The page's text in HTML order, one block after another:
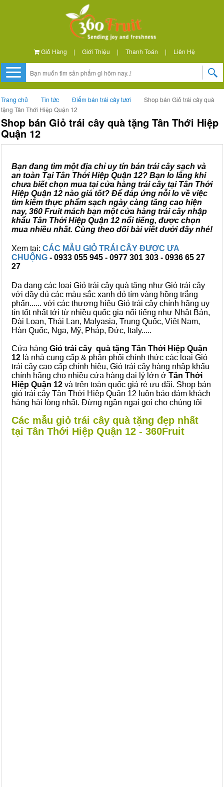
Giỏ Hàng | Giới Thiệu | Thanh Toán | Liên Hệ
Trang chủ Tin tức Điểm bán trái cây tươi
Shop bán Giỏ trái cây quà
tặng Tân Thới Hiệp Quận 12
Shop bán Giỏ trái cây quà tặng Tân Thới Hiệp
Quận 12
Bạn đang tìm một địa chỉ uy tín bán trái cây sạch và
an toàn Tại Tân Thới Hiệp Quận 12? Bạn lo lắng khi
chưa biết chọn mua tại cửa hàng trái cây tại Tân Thới
Hiệp Quận 12 nào giá tốt? Để đáp ứng nỗi lo về việc
tìm kiếm thực phẩm sạch ngày càng tăng cao hiện
nay, 360 Fruit mách bạn một cửa hàng trái cây nhập
khẩu Tân Thới Hiệp Quận 12 nổi tiếng, được chọn
mua nhiều nhất. Cùng theo dõi bài viết dưới đây nhé!
Xem tại: CÁC MẪU GIỎ TRÁI CÂY ĐƯỢC ƯA
CHUỘNG - 0933 055 945 - 0977 301 303 - 0936 65 27
27
Đa dạng các loại Giỏ trái cây quà tặng như Giỏ trái cây
với đầy đủ các màu sắc xanh đỏ tím vàng hồng trắng
phấn...... với các thương hiệu Giỏ trái cây chính hãng uy
tín tốt nhất tới từ nhiều quốc gia nổi tiếng như Nhật Bản,
Đài Loan, Thái Lan, Malyasia, Trung Quốc, Việt Nam,
Hàn Quốc, Nga, Mỹ, Pháp, Đức, Italy.....
Cửa hàng Giỏ trái cây quà tặng Tân Thới Hiệp Quận
12 là nhà cung cấp & phân phối chính thức các loại Giỏ
trái cây cao cấp chính hiệu, Giỏ trái cây hàng nhập khẩu
chính hãng cho nhiều cửa hàng đại lý lớn ở Tân Thới
Hiệp Quận 12 và trên toàn quốc giá rẻ ưu đãi. Shop bán
giỏ trái cây Tân Thới Hiệp Quận 12 luôn bảo đảm khách
hàng hài lòng nhất. Đừng ngần ngại gọi cho chúng tôi
Các mẫu giỏ trái cây quà tặng đẹp nhất
tại Tân Thới Hiệp Quận 12 - 360Fruit